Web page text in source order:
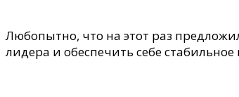
Любопытно, что на этот раз
лидера и обеспечить себе стабильное